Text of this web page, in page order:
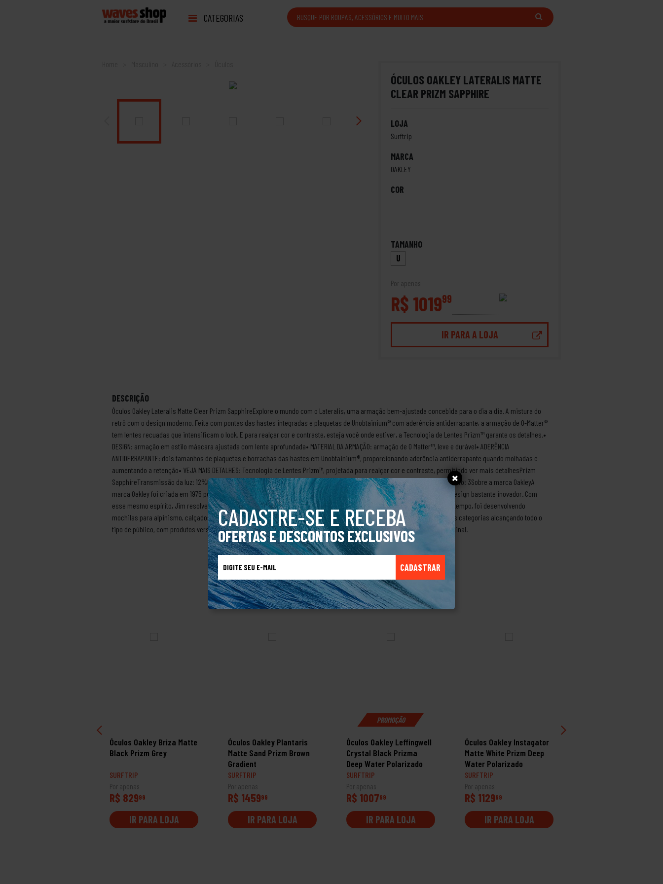
CADASTRE-SE E RECEBA
OFERTAS E DESCONTOS EXCLUSIVOS
CADASTRAR
CATEGORIAS
Home
ÓCULOS OAKLEY LATERALIS MATTE
CLEAR PRIZM SAPPHIRE
LOJA
Surftrip
MARCA
OAKLEY
COR
TAMANHO
U
Por apenas
R$ 101999
IR PARA A LOJA
DESCRIÇÃO
Óculos Oakley Lateralis Matte Clear Prizm SapphireExplore o mundo com o Lateralis, uma armação bem-ajustada concebida para o dia a dia. A mistura do
retrô com o design moderno. Feita com pontas das hastes integradas e plaquetas de Unobtainium® com aderência antiderrapante, a armação de O-Matter®
tem lentes recuadas que intensificam o look. E para realçar cor e contraste, esteja você onde estiver, a Tecnologia de Lentes Prizm™ garante os detalhes.•
DESIGN: armação em estilo máscara ajustada com lente aprofundada• MATERIAL DA ARMAÇÃO: armação de O Matter™, leve e durável• ADERÊNCIA
ANTIDERRAPANTE: dois tamanhos de plaquetas e borrachas das hastes em Unobtainium®, proporcionando aderência antiderrapante quando molhadas e
aumentando a retenção• VEJA MAIS DETALHES: Tecnologia de Lentes Prizm™, projetada para realçar cor e contraste, permitindo ver mais detalhesPrizm
SapphireTransmissão da luz: 12%Condições de iluminação: Alta luminosidadeCor da lente base: CinzaDocumento Informativo: 3Sobre a marca OakleyA
marca Oakley foi criada em 1975 pelo cientista Jim Jannard, que começou criando manoplas para motocicletas com um design bastante inovador. Com
esse mesmo espírito, Jim resolveu criar óculos de sol desenvolvidos para pilotos de carro de corrida e, com o passar do tempo, foi desenvolvendo
mochilas para alpinismo, calçados esportivos e relógios de pulso. Não demorou para marca expandir para diversas outras categorias alcançando todo o
tipo de público, com produtos versáteis, funcionais, com design chamativo e diversos recursos tecnológicos.Produto Original.
TALVEZ VOCÊ TAMBÉM GOSTE
Óculos Oakley Briza Matte
Black Prizm Grey
SURFTRIP
Por apenas
R$ 82999
IR PARA LOJA
Óculos Oakley Plantaris
Matte Sand Prizm Brown
Gradient
SURFTRIP
Por apenas
R$ 145999
IR PARA LOJA
PROMOÇÃO
Óculos Oakley Leffingwell
Crystal Black Prizma
Deep Water Polarizado
SURFTRIP
Por apenas
R$ 100799
IR PARA LOJA
Óculos Oakley Instagator
Matte White Prizm Deep
Water Polarizado
SURFTRIP
Por apenas
R$ 112999
IR PARA LOJA